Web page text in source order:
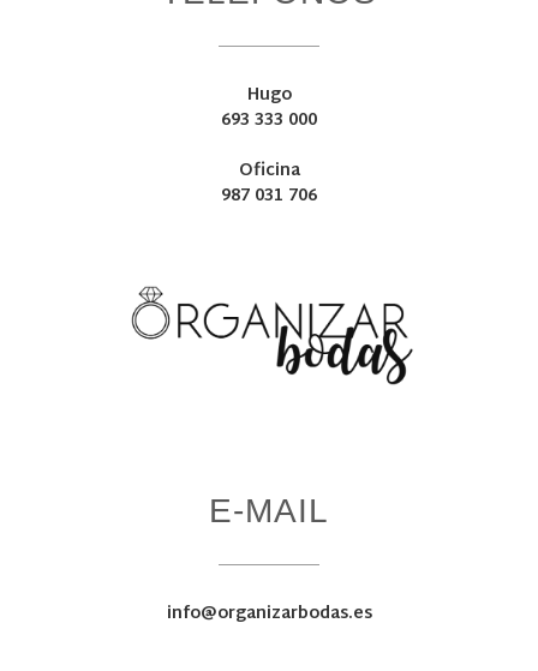
Hugo
693 333 000
Oficina
987 031 706
E-MAIL
info@organizarbodas.es